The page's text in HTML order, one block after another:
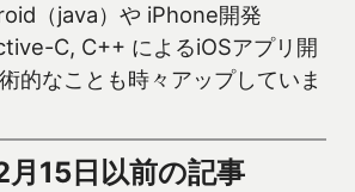
（java）や iPhone開発
C, C++ によるiOSアプリ開
的なことも時々アップしていま
15日以前の記事